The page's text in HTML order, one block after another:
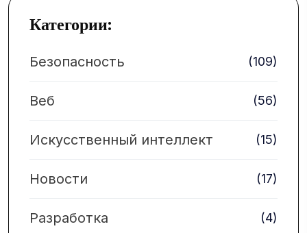
Категории:
Безопасность (109)
Веб (56)
Искусственный интеллект (15)
Новости (17)
Разработка (4)